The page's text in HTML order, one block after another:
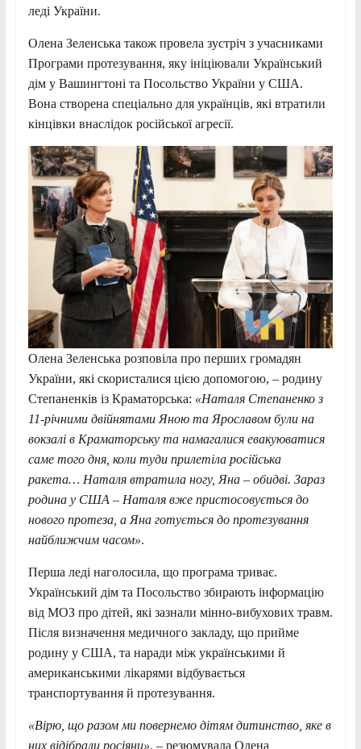
леді України.
Олена Зеленська також провела зустріч з учасниками
Програми протезування, яку ініціювали Український
дім у Вашингтоні та Посольство України у США.
Вона створена спеціально для українців, які втратили
кінцівки внаслідок російської агресії.
Олена Зеленська розповіла про перших громадян
України, які скористалися цією допомогою, – родину
Степаненків із Краматорська: «Наталя Степаненко з
11-річними двійнятами Яною та Ярославом були на
вокзалі в Краматорську та намагалися евакуюватися
саме того дня, коли туди прилетіла російська
ракета… Наталя втратила ногу, Яна – обидві. Зараз
родина у США – Наталя вже пристосовується до
нового протеза, а Яна готується до протезування
найближчим часом».
Перша леді наголосила, що програма триває.
Український дім та Посольство збирають інформацію
від МОЗ про дітей, які зазнали мінно-вибухових травм.
Після визначення медичного закладу, що прийме
родину у США, та наради між українськими й
американськими лікарями відбувається
транспортування й протезування.
«Вірю, що разом ми повернемо дітям дитинство, яке в
них відібрали росіяни», – резюмувала Олена